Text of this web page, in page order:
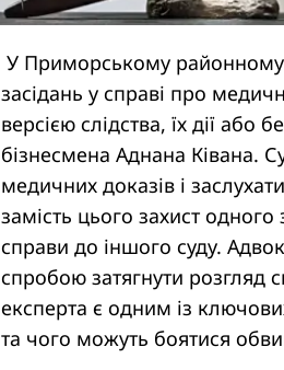
У Приморському районному
засідань у справі про
версією слідства, їх дії або
бізнесмена Аднана Ківана.
медичних доказів і
замість цього захист
справи до іншого суду.
спробою затягнути
експерта є одним із
та чого можуть боятися